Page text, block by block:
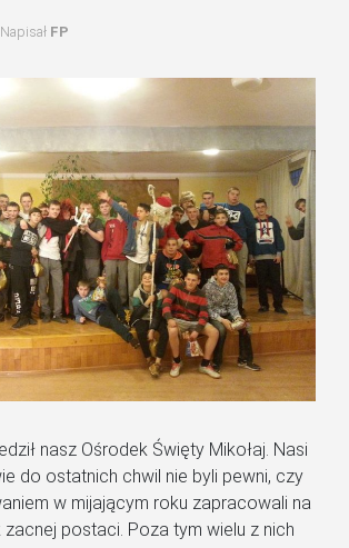
Napisał FP
nasz Ośrodek Święty Mikołaj. Nasi
do ostatnich chwil nie byli pewni, czy
w mijającym roku zapracowali na
postaci. Poza tym wielu z nich